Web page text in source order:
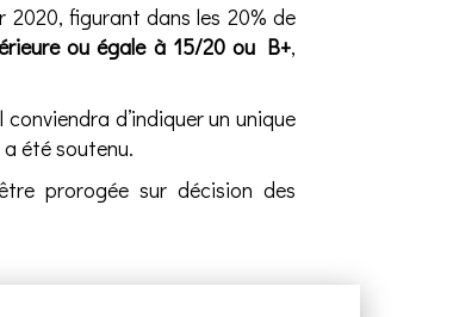
2020, figurant dans les 20% de
ou égale à 15/20 ou B+,
d’indiquer un unique
a été soutenu.
prorogée sur décision des